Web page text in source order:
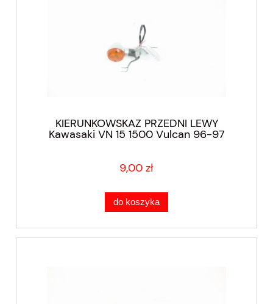
KIERUNKOWSKAZ PRZEDNI LEWY
Kawasaki VN 15 1500 Vulcan 96-97
9,00 zł
do koszyka